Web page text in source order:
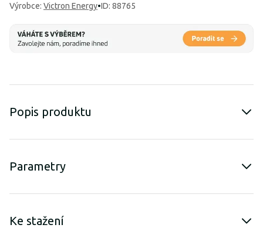
Výrobce: Victron Energy•ID: 88765
Popis produktu
Parametry
Ke stažení